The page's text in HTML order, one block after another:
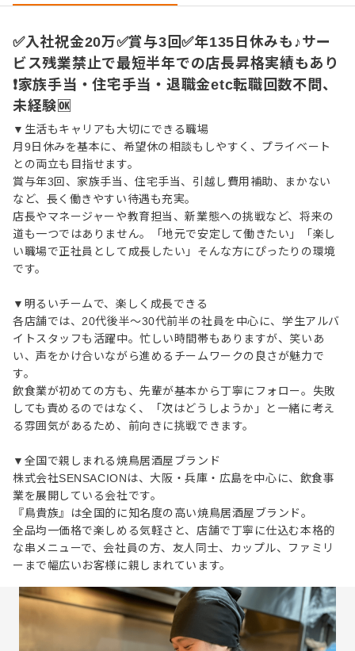
✅入社祝金20万✅賞与3回✅年135日休みも♪サー
ビス残業禁止で最短半年での店長昇格実績もあり
❗家族手当・住宅手当・退職金etc転職回数不問、
未経験🆗
▼生活もキャリアも大切にできる職場
月9日休みを基本に、希望休の相談もしやすく、プライベート
との両立も目指せます。
賞与年3回、家族手当、住宅手当、引越し費用補助、まかない
など、長く働きやすい待遇も充実。
店長やマネージャーや教育担当、新業態への挑戦など、将来の
道も一つではありません。「地元で安定して働きたい」「楽し
い職場で正社員として成長したい」そんな方にぴったりの環境
です。
▼明るいチームで、楽しく成長できる
各店舗では、20代後半～30代前半の社員を中心に、学生アルバ
イトスタッフも活躍中。忙しい時間帯もありますが、笑いあ
い、声をかけ合いながら進めるチームワークの良さが魅力で
す。
飲食業が初めての方も、先輩が基本から丁寧にフォロー。失敗
しても責めるのではなく、「次はどうしようか」と一緒に考え
る雰囲気があるため、前向きに挑戦できます。
▼全国で親しまれる焼鳥居酒屋ブランド
株式会社SENSACIONは、大阪・兵庫・広島を中心に、飲食事
業を展開している会社です。
『鳥貴族』は全国的に知名度の高い焼鳥居酒屋ブランド。
全品均一価格で楽しめる気軽さと、店舗で丁寧に仕込む本格的
な串メニューで、会社員の方、友人同士、カップル、ファミリ
ーまで幅広いお客様に親しまれています。